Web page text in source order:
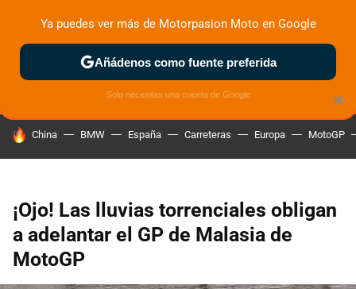
ZONA DE PRUEBAS DEPORTIVAS MOTOS ELÉCTRICAS
HOY SE HABLA DE
China BMW España Carreteras Europa MotoGP
¡Ojo! Las lluvias torrenciales obligan
a adelantar el GP de Malasia de
MotoGP
×
Ya puedes ver más de Motorpasion Moto en Google
Añádenos como fuente preferida
Solo necesitas una cuenta de Google